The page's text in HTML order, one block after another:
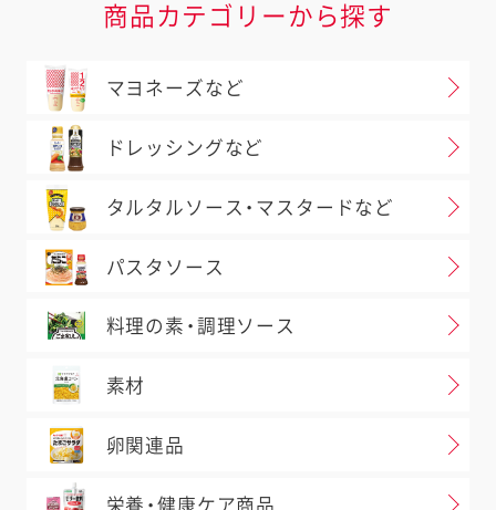
商品カテゴリーから探す
マヨネーズなど
ドレッシングなど
タルタルソース・マスタードなど
パスタソース
料理の素・調理ソース
素材
卵関連品
栄養・健康ケア商品